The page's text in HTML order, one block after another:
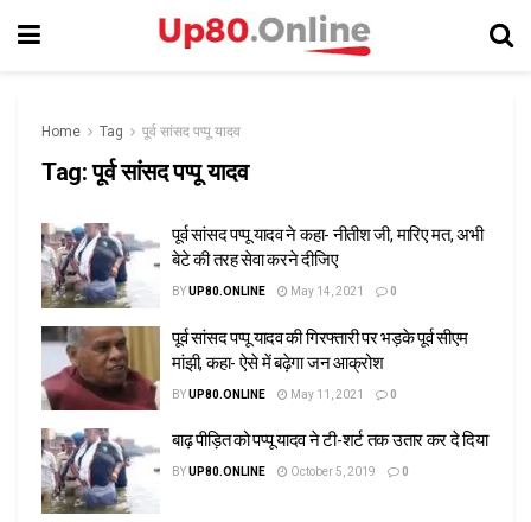
Home Tag पूर्व सांसद पप्पू यादव
Tag:पूर्व सांसद पप्पू यादव
पूर्व सांसद पप्पू यादव ने कहा- नीतीश जी, मारिए मत, अभी
बेटे की तरह सेवा करने दीजिए
BYUP80.ONLINE May 14, 2021 0
पूर्व सांसद पप्पू यादव की गिरफ्तारी पर भड़के पूर्व सीएम
मांझी, कहा- ऐसे में बढ़ेगा जन आक्रोश
BYUP80.ONLINE May 11, 2021 0
बाढ़ पीड़ित को पप्पू यादव ने टी-शर्ट तक उतार कर दे दिया
BYUP80.ONLINE October 5, 2019 0